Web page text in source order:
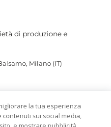
di produzione e
Milano (IT)
la tua esperienza
sui social media,